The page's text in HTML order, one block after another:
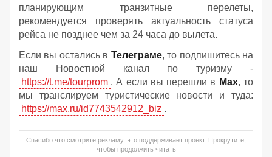
планирующим транзитные перелеты,
рекомендуется проверять актуальность статуса
рейса не позднее чем за 24 часа до вылета.
Если вы остались в Телеграме, то подпишитесь на
наш Новостной канал по туризму -
https://t.me/tourprom . А если вы перешли в Мах, то
мы транслируем туристические новости и туда:
https://max.ru/id7743542912_biz .
Спасибо что смотрите рекламу, это поддерживает проект. Прокрутите,
чтобы продолжить читать